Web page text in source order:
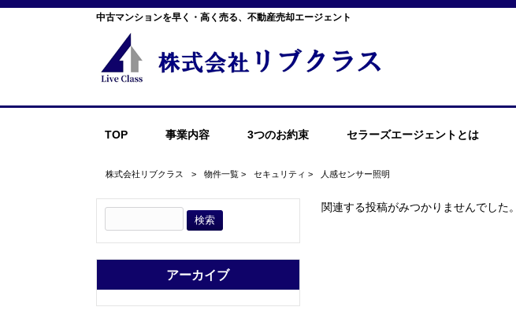
中古マンションを早く・高く売る、不動産売却エージェント
TOP 事業内容 3つのお約束 セラーズエージェントとは
株式会社リブクラス > 物件一覧 > セキュリティ > 人感センサー照明
関連する投稿がみつかりませんでした。
アーカイブ